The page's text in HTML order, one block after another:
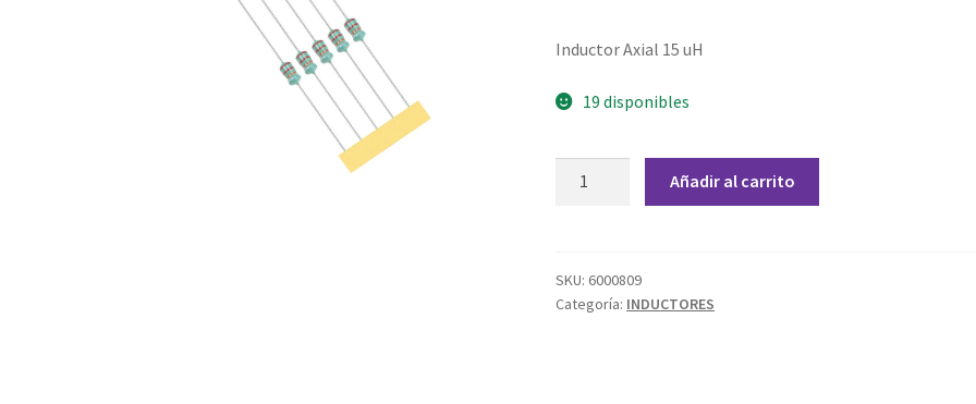
Inductor Axial 15 uH
19 disponibles
1/4
W
Añadir al carrito
SKU: 6000809
Categoría: INDUCTORES